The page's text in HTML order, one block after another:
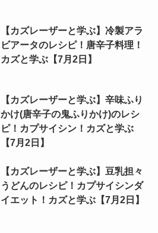
【カズレーザーと学ぶ】冷製アラ
ビアータのレシピ！唐辛子料理！
カズと学ぶ【7月2日】
【カズレーザーと学ぶ】辛味ふり
かけ(唐辛子の鬼ふりかけ)のレシ
ピ！カプサイシン！カズと学ぶ
【7月2日】
【カズレーザーと学ぶ】豆乳担々
うどんのレシピ！カプサイシンダ
イエット！カズと学ぶ【7月2日】